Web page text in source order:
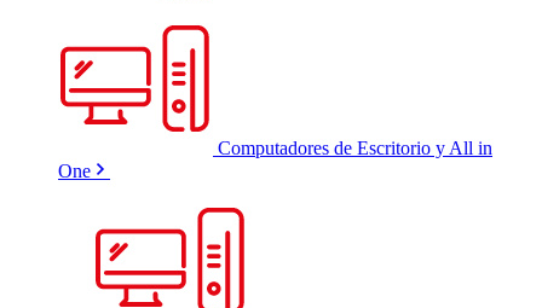
Computadores de Escritorio y All in
One